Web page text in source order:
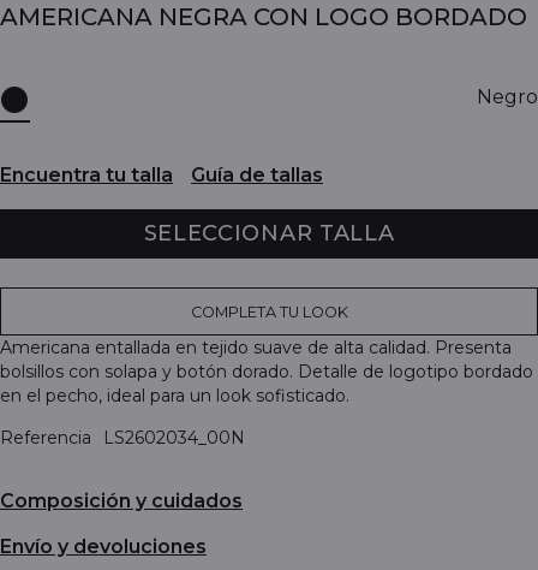
AMERICANA NEGRA CON LOGO BORDADO
Negro
Encuentra tu talla Guía de tallas
SELECCIONAR TALLA
COMPLETA TU LOOK
Americana entallada en tejido suave de alta calidad. Presenta
bolsillos con solapa y botón dorado. Detalle de logotipo bordado
en el pecho, ideal para un look sofisticado.
Referencia
LS2602034_00N
Composición y cuidados
Envío y devoluciones